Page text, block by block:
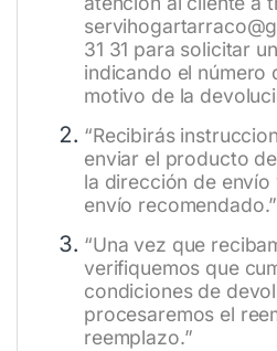
31 31 para solicitar
indicando el número
motivo de la
“Recibirás
enviar el producto
la dirección de
envío recomendado.”
“Una vez que
verifiquemos que
condiciones de
procesaremos el
reemplazo.”